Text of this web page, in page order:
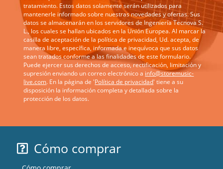
tratamiento. Estos datos solamente serán utilizados para
mantenerle informado sobre nuestras novedades y ofertas. Sus
datos se almacenarán en los servidores de Ingeniería Tecnova S.
L., los cuales se hallan ubicados en la Unión Europea. Al marcar la
casilla de aceptación de la política de privacidad, Ud. acepta, de
manera libre, específica, informada e inequívoca que sus datos
sean tratados conforme a las finalidades de este formulario.
Puede ejercer sus derechos de acceso, rectificación, limitación y
supresión enviando un correo electrónico a info@storemusic-
live.com. En la página de 'Política de privacidad' tiene a su
disposición la información completa y detallada sobre la
protección de los datos.
Cómo comprar